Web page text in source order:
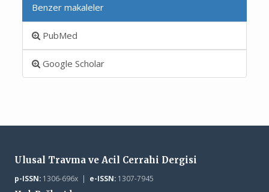
Benzer makaleler
PubMed
Google Scholar
Ulusal Travma ve Acil Cerrahi Dergisi
p-ISSN:1306-696x | e-ISSN:1307-7945